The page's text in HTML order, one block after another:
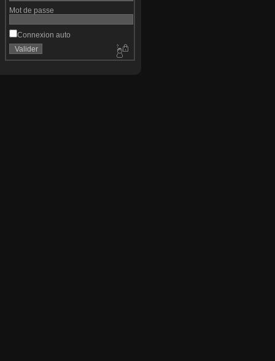
Mot de passe
Connexion auto